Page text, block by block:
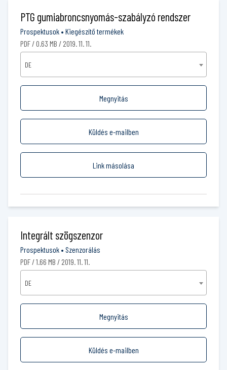
PTG gumiabroncsnyomás-szabályzó rendszer
Prospektusok • Kiegészítő termékek
PDF / 0.63 MB / 2019. 11. 11.
DE
Megnyitás
Küldés e-mailben
Link másolása
Integrált szögszenzor
Prospektusok • Szenzorálás
PDF / 1.66 MB / 2019. 11. 11.
DE
Megnyitás
Küldés e-mailben